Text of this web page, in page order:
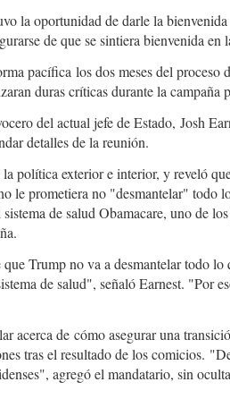
la oportunidad de darle la
de que se sintiera bienvenida en
pacífica los dos meses del proceso
duras críticas durante la campaña
del actual jefe de Estado, Josh
detalles de la reunión.
política exterior e interior, y reveló
le prometiera no "desmantelar" todo
de salud Obamacare, uno de
Trump no va a desmantelar todo lo
de salud", señaló Earnest. "Por
acerca de cómo asegurar una
tras el resultado de los comicios.
agregó el mandatario, sin